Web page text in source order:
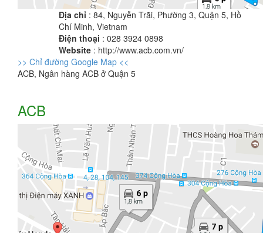
Địa chỉ : 84, Nguyễn Trãi, Phường 3, Quận 5, Hồ
Chí Minh, Vietnam
Điện thoại : 028 3924 0898
Website : http://www.acb.com.vn/
>> Chỉ đường Google Map <<
ACB, Ngân hàng ACB ở Quận 5
ACB